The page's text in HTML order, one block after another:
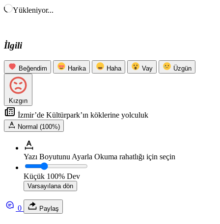
Yükleniyor...
İlgili
Beğendim Harika Haha Vay Üzgün
Kızgın
İzmir’de Kültürpark’ın köklerine yolculuk
Normal (100%)
Yazı Boyutunu Ayarla Okuma rahatlığı için seçin
Küçük 100% Dev
Varsayılana dön
0 Paylaş